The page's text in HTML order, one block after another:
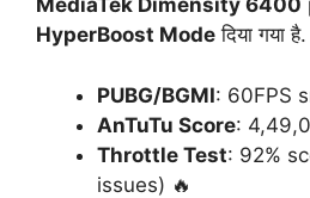
MediaTek Dimensity 6400
HyperBoost Mode दिया गया है.
PUBG/BGMI: 60FPS
AnTuTu Score:
Throttle Test: 92%
issues) 🔥